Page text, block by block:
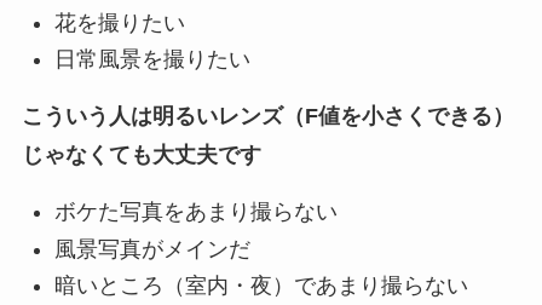
花を撮りたい
日常風景を撮りたい
こういう人は明るいレンズ（F値を小さくできる）
じゃなくても大丈夫です
ボケた写真をあまり撮らない
風景写真がメインだ
暗いところ（室内・夜）であまり撮らない